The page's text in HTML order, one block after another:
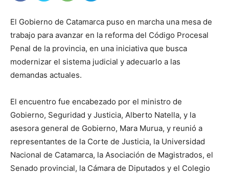
El Gobierno de Catamarca puso en marcha una mesa de
trabajo para avanzar en la reforma del Código Procesal
Penal de la provincia, en una iniciativa que busca
modernizar el sistema judicial y adecuarlo a las
demandas actuales.
El encuentro fue encabezado por el ministro de
Gobierno, Seguridad y Justicia, Alberto Natella, y la
asesora general de Gobierno, Mara Murua, y reunió a
representantes de la Corte de Justicia, la Universidad
Nacional de Catamarca, la Asociación de Magistrados, el
Senado provincial, la Cámara de Diputados y el Colegio